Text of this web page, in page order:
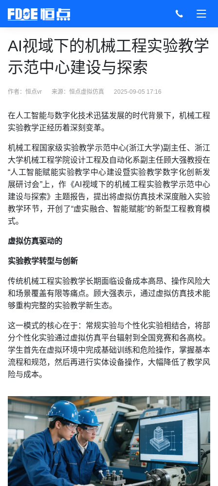
AI视域下的机械工程实验教学
示范中心建设与探索
作者：恒点vr 来源： 恒点虚拟仿真 2025-09-05 17:16
在人工智能与数字化技术迅猛发展的时代背景下，机械工程
实验教学正经历着深刻变革。
机械工程国家级实验教学示范中心(浙江大学)副主任、浙江
大学机械工程学院设计工程及自动化系副主任顾大强教授在
“人工智能赋能实验教学中心建设暨实验教学数字化创新发
展研讨会”上，作《AI视域下的机械工程实验教学示范中心
建设与探索》主题报告，提出将虚拟仿真技术深度融入实验
教学环节，开创了“虚实融合、智能赋能”的新型工程教育模
式。
虚拟仿真驱动的
实验教学转型与创新
传统机械工程实验教学长期面临设备成本高昂、操作风险大
和场景覆盖有限等痛点。顾大强表示，通过虚拟仿真技术能
够重构完整的实验教学新生态。
这一模式的核心在于：常规实验与个性化实验相结合，将部
分个性化实验通过虚拟仿真平台辐射到全国竞赛和各高校。
学生首先在虚拟环境中完成基础训练和危险操作，掌握基本
流程和规范，然后再进行实体设备操作，大幅降低了教学风
险与成本。